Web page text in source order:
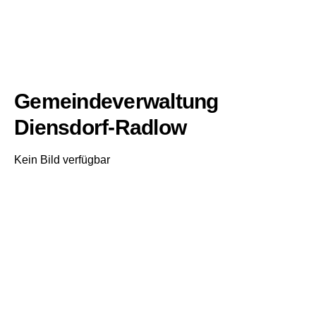
Gemeindeverwaltung
Diensdorf-Radlow
Kein Bild verfügbar